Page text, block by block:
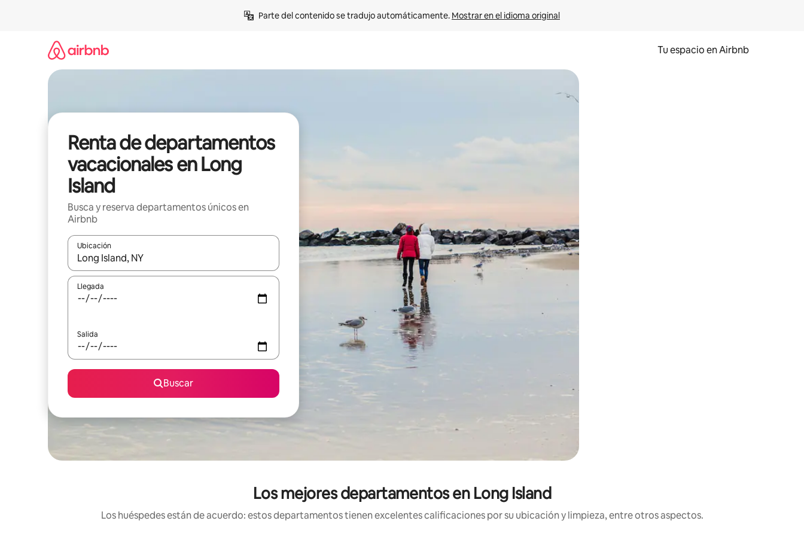
Parte del contenido se tradujo automáticamente. Mostrar en el idioma original
Tu espacio en Airbnb
Renta de departamentos
vacacionales en Long
Island
Busca y reserva departamentos únicos en
Airbnb
Ubicación
Cuando los resultados estén disponibles, podrás navegar usando las teclas de las flechas hacia arriba y hacia abajo, o bien tocando y deslizando la pantalla.
Llegada
Salida
Buscar
Los mejores departamentos en Long Island
Los huéspedes están de acuerdo: estos departamentos tienen excelentes calificaciones por su ubicación y limpieza, entre otros aspectos.